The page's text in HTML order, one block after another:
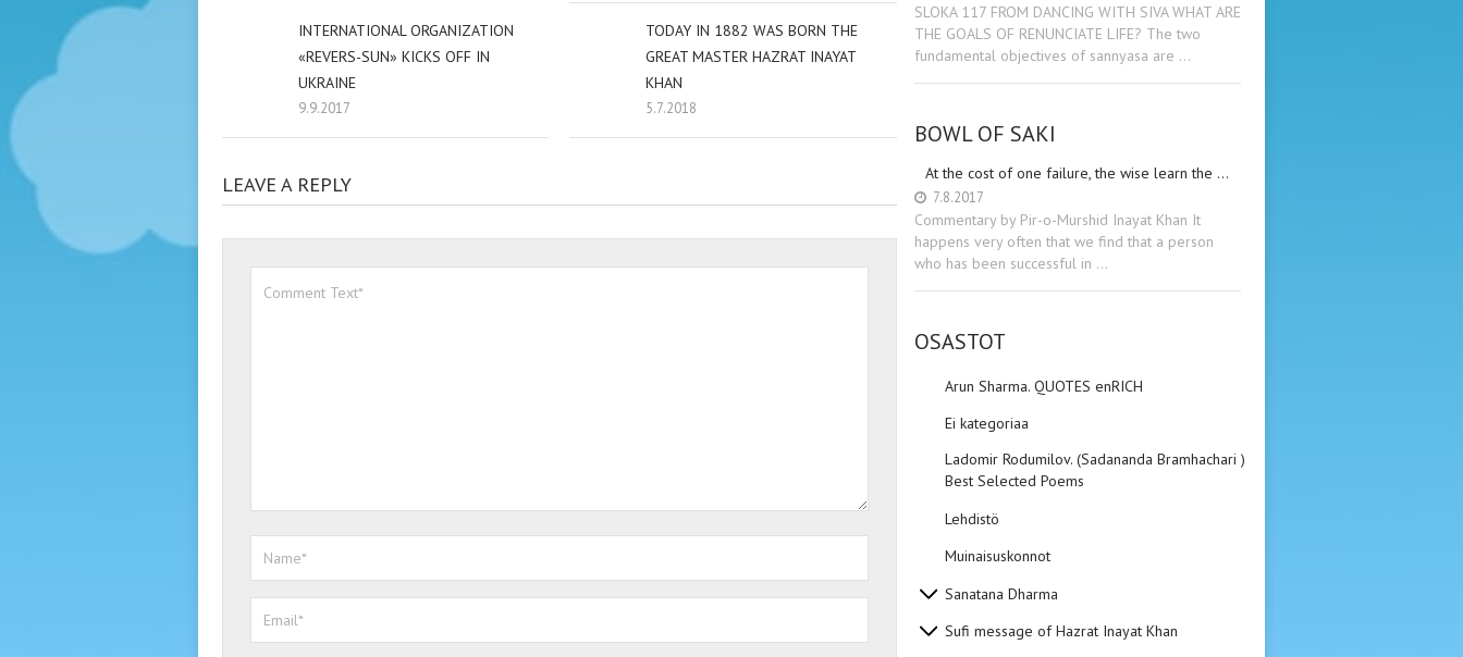
INTERNATIONAL ORGANIZATION
«REVERS-SUN» KICKS OFF IN
UKRAINE
9.9.2017
TODAY IN 1882 WAS BORN THE
GREAT MASTER HAZRAT INAYAT
KHAN
5.7.2018
LEAVE A REPLY
SLOKA 117 FROM DANCING WITH SIVA WHAT ARE
THE GOALS OF RENUNCIATE LIFE? The two
fundamental objectives of sannyasa are …
BOWL OF SAKI
At the cost of one failure, the wise learn the …
7.8.2017
Commentary by Pir-o-Murshid Inayat Khan It
happens very often that we find that a person
who has been successful in …
OSASTOT
Arun Sharma. QUOTES enRICH
Ei kategoriaa
Ladomir Rodumilov. (Sadananda Bramhachari ).
Best Selected Poems
Lehdistö
Muinaisuskonnot
Sanatana Dharma
Sufi message of Hazrat Inayat Khan